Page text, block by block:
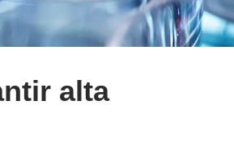
alta